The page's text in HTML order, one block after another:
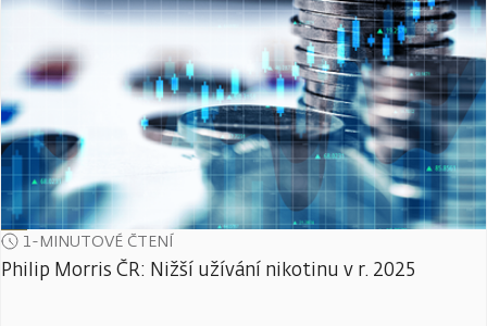
1-MINUTOVÉ ČTENÍ
Philip Morris ČR: Nižší užívání nikotinu v r. 2025